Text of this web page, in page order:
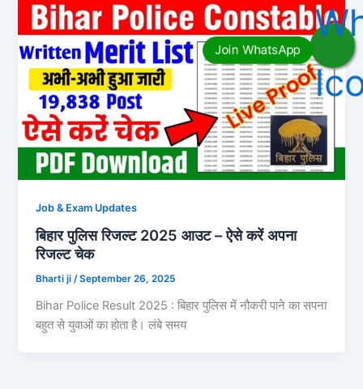
Job & Exam Updates
बिहार पुलिस रिजल्ट 2025 आउट – ऐसे करें अपना
रिजल्ट चेक
Bharti ji/September 26, 2025
Bihar Police Result 2025 : बिहार पुलिस में नौकरी पाने का सपना
बहुत से युवाओं का होता है। लंबे समय